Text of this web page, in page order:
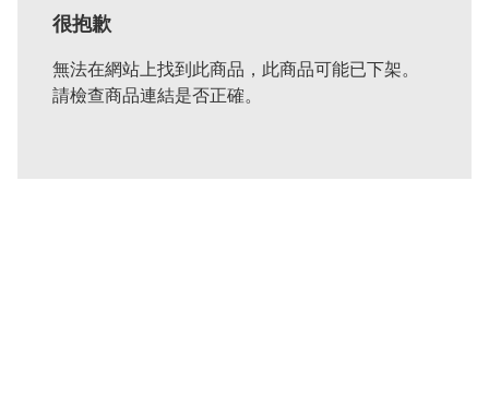
很抱歉
無法在網站上找到此商品，此商品可能已下架。
請檢查商品連結是否正確。